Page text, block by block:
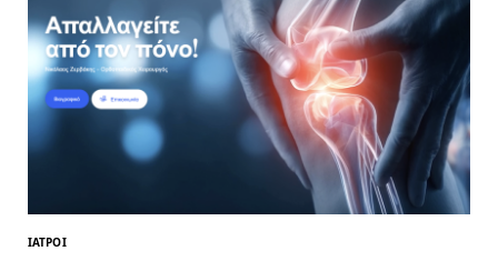
ΙΑΤΡΟΊ